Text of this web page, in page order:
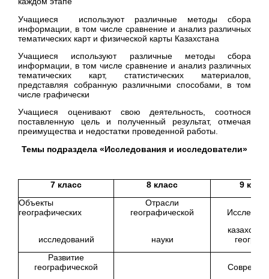
Учащиеся используют различные методы сбора
информации, в том числе сравнение и анализ различных
тематических карт и физической карты Казахстана
Учащиеся используют различные методы сбора
информации, в том числе сравнение и анализ различных
тематических карт, статистических материалов,
представляя собранную различными способами, в том
числе графически
Учащиеся оценивают свою деятельность, соотнося
поставленную цель и полученный результат, отмечая
преимущества и недостатки проведенной работы.
Темы подраздела «Исследования и исследователи»
7 класс 8 класс
9
Объекты
географических
Отрасли
географической
исследований науки
Развитие
географической